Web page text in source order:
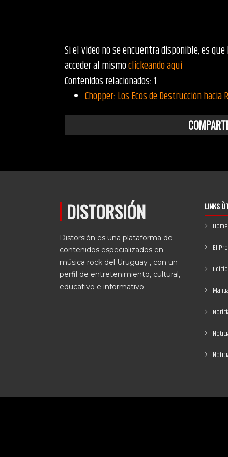
Si el video no se encuentra disponible, es
acceder al mismoclickeando aquí
Contenidos relacionados: 1
Chopper: Los Ecos de Destrucción
DISTORSIÓN
Distorsión es una plataforma de
contenidos especializados en
música rock del Uruguay , con un
perfil de entretenimiento, cultural,
educativo e informativo.
LINKS
Home
El